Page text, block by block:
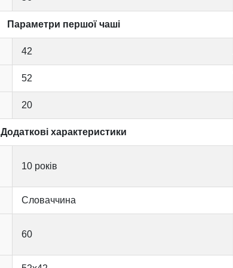
Параметри першої чаші
42
52
20
Додаткові характеристики
10 років
Словаччина
60